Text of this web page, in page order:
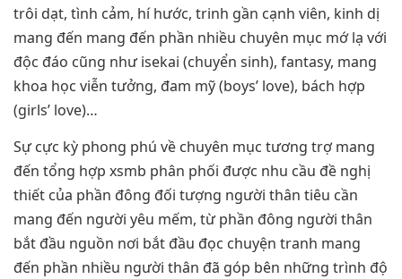
trôi dạt, tình cảm, hí hước, trinh gần cạnh viên, kinh dị
mang đến mang đến phần nhiều chuyên mục mớ lạ với
độc đáo cũng như isekai (chuyển sinh), fantasy, mang
khoa học viễn tưởng, đam mỹ (boys’ love), bách hợp
(girls’ love)…
Sự cực kỳ phong phú về chuyên mục tương trợ mang
đến tổng hợp xsmb phân phối được nhu cầu đề nghị
thiết của phần đông đối tượng người thân tiêu cần
mang đến người yêu mếm, từ phần đông người thân
bắt đầu nguồn nơi bắt đầu đọc chuyện tranh mang
đến phần nhiều người thân đã góp bên những trình độ